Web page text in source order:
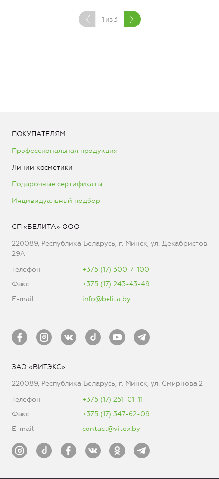
1 из3
ПОКУПАТЕЛЯМ
Профессиональная продукция
Линии косметики
Подарочные сертификаты
Индивидуальный подбор
СП «БЕЛИТА» ООО
220089, Республика Беларусь, г. Минск, ул. Декабристов
29А
Телефон
+375 (17) 300-7-100
Факс
+375 (17) 243-43-49
E-mail
info@belita.by
ЗАО «ВИТЭКС»
220089, Республика Беларусь, г. Минск, ул. Смирнова 2
Телефон
+375 (17) 251-01-11
Факс
+375 (17) 347-62-09
E-mail
contact@vitex.by